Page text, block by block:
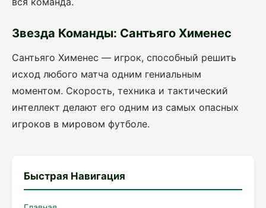
Звезда Команды: Сантьяго Хименес
Сантьяго Хименес — игрок, способный решить
исход любого матча одним гениальным
моментом. Скорость, техника и тактический
интеллект делают его одним из самых опасных
игроков в мировом футболе.
Быстрая Навигация